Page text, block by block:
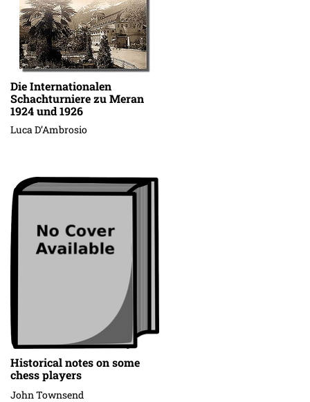
Die Internationalen
Schachturniere zu Meran
1924 und 1926
Luca D’Ambrosio
Historical notes on some
chess players
John Townsend